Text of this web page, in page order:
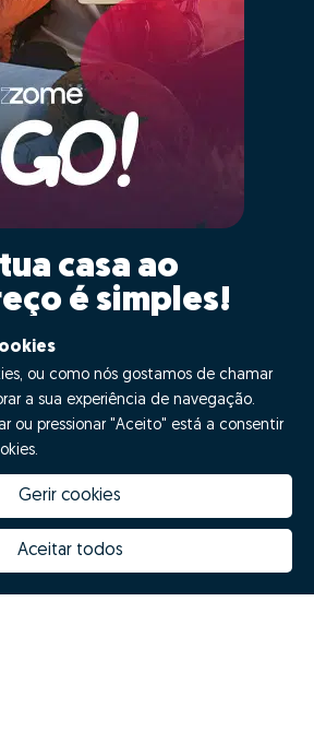
casa ao
é simples!
Quero fazer GO!
ou como nós gostamos de chamar
a sua experiência de navegação.
ou pressionar "Aceito" está a consentir
Gerir cookies
Aceitar todos